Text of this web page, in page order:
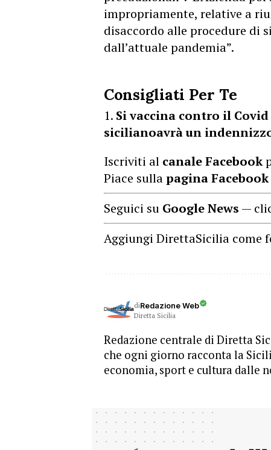
impropriamente, relative a
disaccordo alle procedure di
dall’attuale pandemia”.
Consigliati Per Te
Si vaccina contro il
sicilianoavrà un
Iscriviti al canale Facebook
Piace sullapagina Facebook
Seguici su Google News —
Aggiungi DirettaSicilia come
diRedazione Web
Diretta Sicilia
Redazione centrale di Diretta
che ogni giorno racconta la
economia, sport e cultura dalle